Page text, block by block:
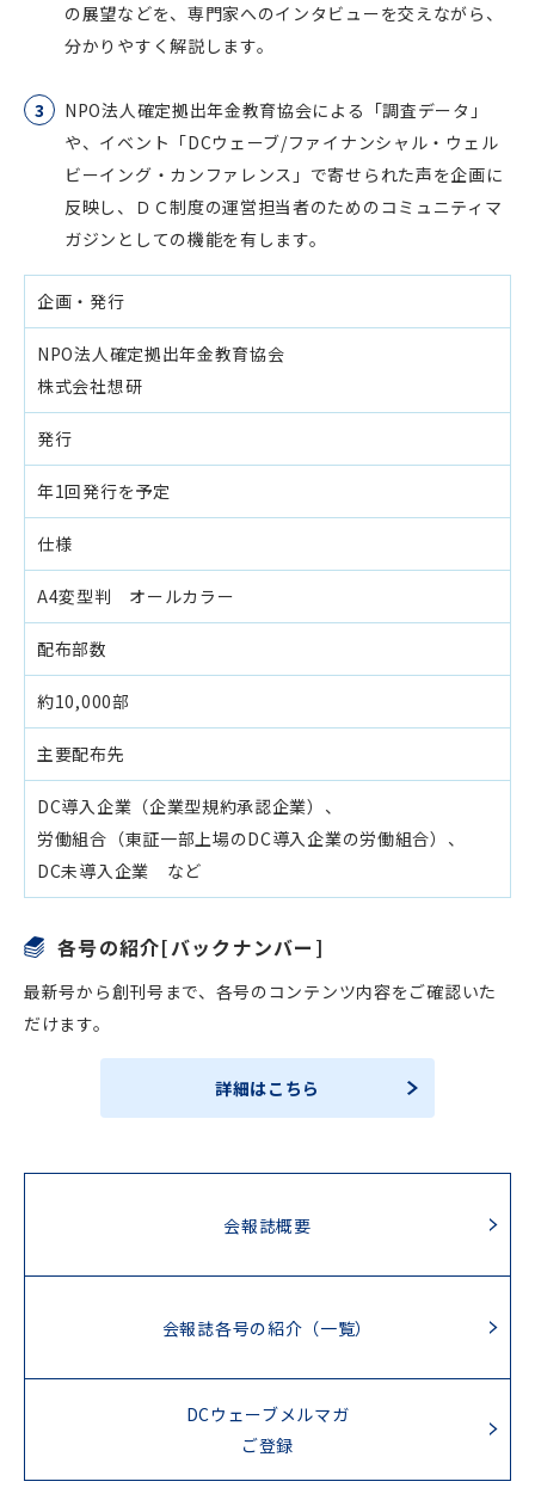
の展望などを、専門家へのインタビューを交えながら、
分かりやすく解説します。
NPO法人確定拠出年金教育協会による「調査データ」
や、イベント「DCウェーブ/ファイナンシャル・ウェル
ビーイング・カンファレンス」で寄せられた声を企画に
反映し、ＤＣ制度の運営担当者のためのコミュニティマ
ガジンとしての機能を有します。
企画・発行
NPO法人確定拠出年金教育協会
株式会社想研
発行
年1回発行を予定
仕様
A4変型判 オールカラー
配布部数
約10,000部
主要配布先
DC導入企業（企業型規約承認企業）、
労働組合（東証一部上場のDC導入企業の労働組合）、
DC未導入企業 など
各号の紹介[バックナンバー]
最新号から創刊号まで、各号のコンテンツ内容をご確認いた
だけます。
詳細はこちら
会報誌概要
会報誌各号の紹介（一覧）
DCウェーブメルマガ
ご登録